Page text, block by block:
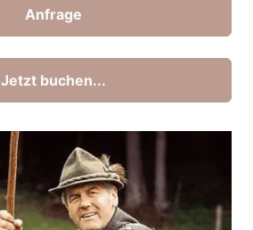
Anfrage
Jetzt buchen...